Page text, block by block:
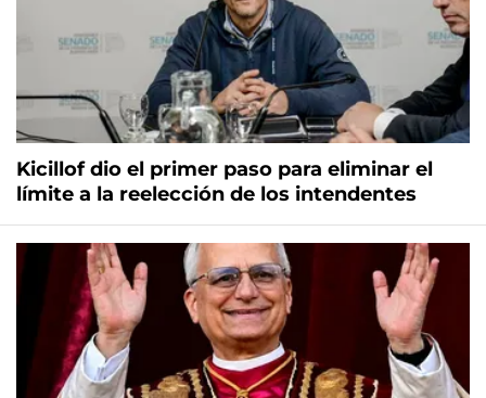
Kicillof dio el primer paso para eliminar el
límite a la reelección de los intendentes